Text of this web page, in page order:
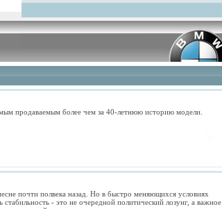
продаваемым более чем за 40-летнюю историю модели.
почти полвека назад. Но в быстро меняющихся условиях
- это не очередной политический лозунг, а важное